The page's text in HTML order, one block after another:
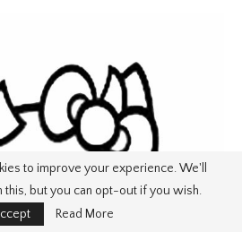
to improve your experience. We'll
this, but you can opt-out if you wish.
Read More